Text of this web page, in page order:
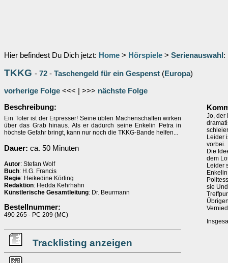
Hier befindest Du Dich jetzt: Home > Hörspiele > Serienauswahl :
TKKG - 72 - Taschengeld für ein Gespenst (Europa)
vorherige Folge <<< | >>> nächste Folge
Beschreibung:
Ein Toter ist der Erpresser! Seine üblen Machenschaften wirken
über das Grab hinaus. Als er dadurch seine Enkelin Petra in
höchste Gefahr bringt, kann nur noch die TKKG-Bande helfen...
Dauer: ca. 50 Minuten
Autor: Stefan Wolf
Buch: H.G. Francis
Regie: Heikedine Körting
Redaktion: Hedda Kehrhahn
Künstlerische Gesamtleitung: Dr. Beurmann
Bestellnummer:
490 265 - PC 209 (MC)
Tracklisting anzeigen
Jo, der
Leider
vorbei.
Die
dem
Leider
sie